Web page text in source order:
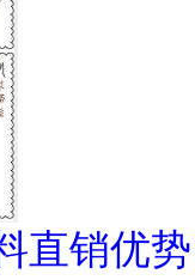
直销优势